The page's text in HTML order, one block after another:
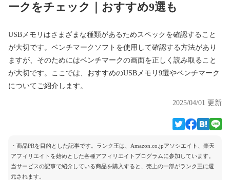
ークをチェック｜おすすめ9選も
USBメモリはさまざまな種類があるためスペックを確認すること
が大切です。ベンチマークソフトを使用して確認する方法があり
ますが、そのためにはベンチマークの画面を正しく読み取ること
が大切です。ここでは、おすすめのUSBメモリ9選やベンチマーク
についてご紹介します。
2025/04/01 更新
・商品PRを目的とした記事です。ランク王は、Amazon.co.jpアソシエイト、楽天
アフィリエイトを始めとした各種アフィリエイトプログラムに参加しています。
当サービスの記事で紹介している商品を購入すると、売上の一部がランク王に還
元されます。